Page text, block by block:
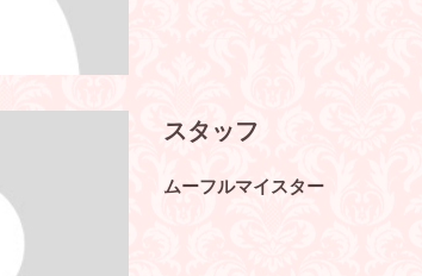
スタッフ
ムーフルマイスター